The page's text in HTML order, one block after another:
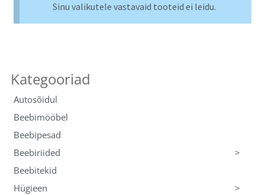
Sinu valikutele vastavaid tooteid ei leidu.
Autosõidul
Beebimööbel
Beebipesad
>
Beebiriided
Beebitekid
>
Hügieen